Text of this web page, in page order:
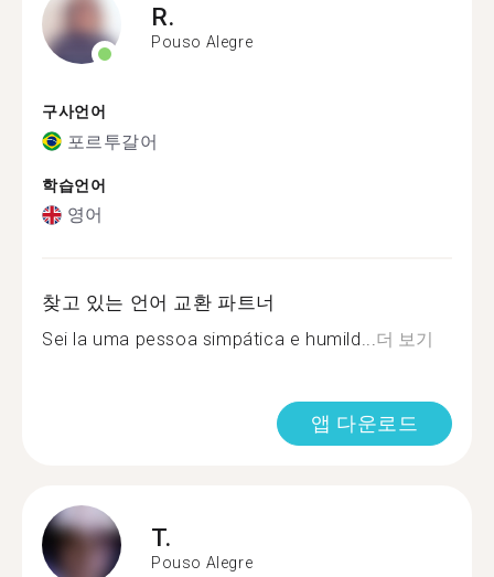
R.
Pouso Alegre
구사언어
포르투갈어
학습언어
영어
찾고 있는 언어 교환 파트너
Sei la uma pessoa simpática e humild...더 보기
앱 다운로드
T.
Pouso Alegre